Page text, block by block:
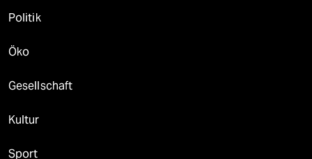
Politik
Öko
Gesellschaft
Kultur
Sport